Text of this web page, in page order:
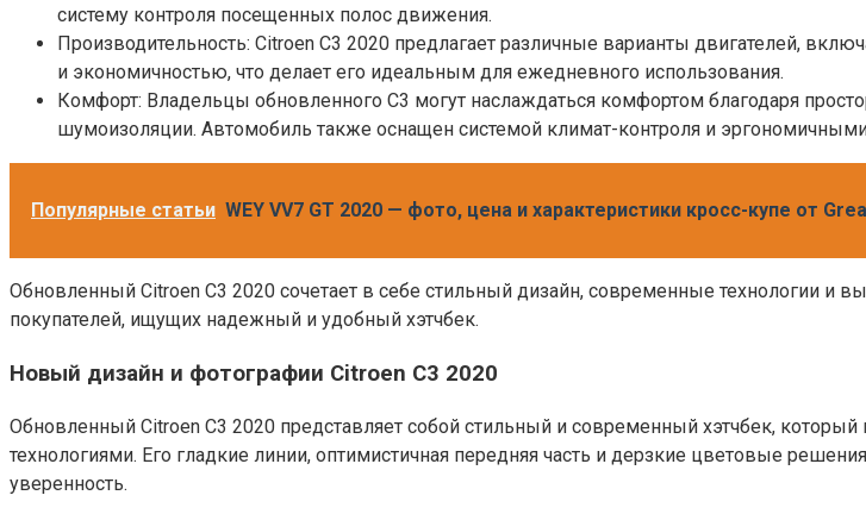
систему контроля посещенных полос движения.
Производительность: Citroen C3 2020 предлагает различные варианты двигателей,
и экономичностью, что делает его идеальным для ежедневного использования.
Комфорт: Владельцы обновленного C3 могут наслаждаться комфортом благодаря
шумоизоляции. Автомобиль также оснащен системой климат-контроля и
Популярные статьи WEY VV7 GT 2020 — фото, цена и характеристики кросс-купе от
Обновленный Citroen C3 2020 сочетает в себе стильный дизайн, современные технологии и
покупателей, ищущих надежный и удобный хэтчбек.
Новый дизайн и фотографии Citroen C3 2020
Обновленный Citroen C3 2020 представляет собой стильный и современный хэтчбек,
технологиями. Его гладкие линии, оптимистичная передняя часть и дерзкие цветовые
уверенность.